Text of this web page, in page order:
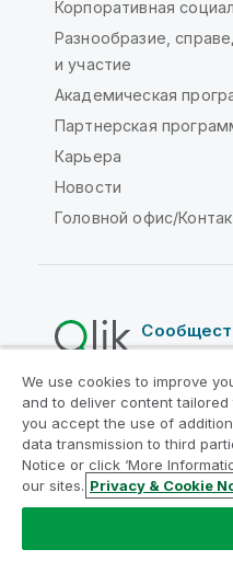
Корпоративная
Разнообразие,
и участие
Академическая
Партнерская
Карьера
Новости
Головной офис/
Юридические
Условия использования
Legal Policies
Условия использования
Do Not Share My Info
© QlikTech International
We use cookies to improve
and to deliver content tailored
you accept the use of
data transmission to third
Notice or click ‘More
our sites. Privacy & Cookie